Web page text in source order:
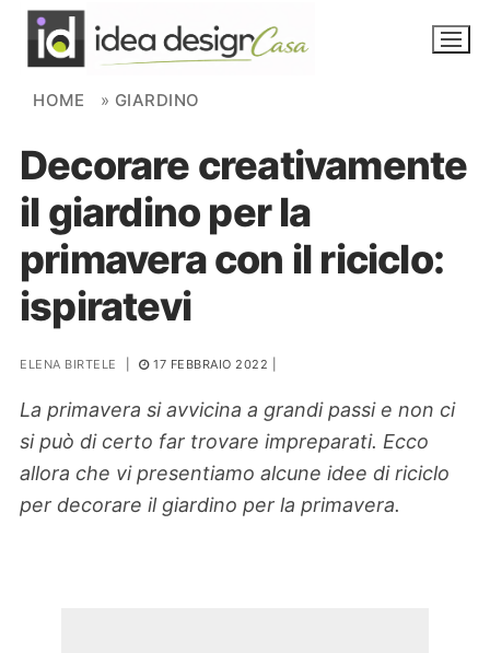
Skip to content
NOVITÀ
AMBIENTI
FAI DA TE
PIANTE
Ortaggio
HOME » GIARDINO
Decorare creativamente
il giardino per la
primavera con il riciclo:
ispiratevi
ELENA BIRTELE 17 FEBBRAIO 2022
La primavera si avvicina a grandi passi e non ci
si può di certo far trovare impreparati. Ecco
allora che vi presentiamo alcune idee di riciclo
per decorare il giardino per la primavera.